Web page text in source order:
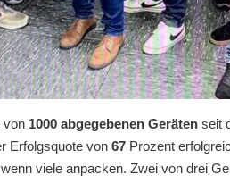
von 1000 abgegebenen Geräten seit
Erfolgsquote von 67 Prozent
viele anpacken. Zwei von drei